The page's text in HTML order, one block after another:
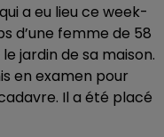
a eu lieu ce week-
d’une femme de 58
jardin de sa maison.
en examen pour
Il a été placé